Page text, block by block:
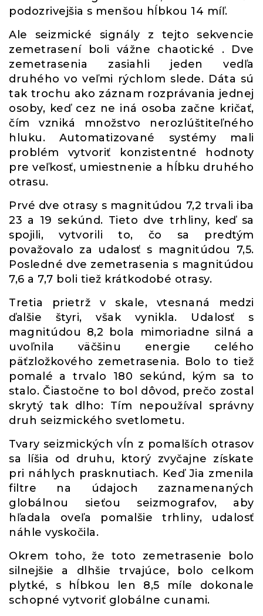
podozrivejšia s menšou hĺbkou 14 míľ.
Ale seizmické signály z tejto sekvencie
zemetrasení boli vážne chaotické . Dve
zemetrasenia zasiahli jeden vedľa
druhého vo veľmi rýchlom slede. Dáta sú
tak trochu ako záznam rozprávania jednej
osoby, keď cez ne iná osoba začne kričať,
čím vzniká množstvo nerozlúštiteľného
hluku. Automatizované systémy mali
problém vytvoriť konzistentné hodnoty
pre veľkosť, umiestnenie a hĺbku druhého
otrasu.
Prvé dve otrasy s magnitúdou 7,2 trvali iba
23 a 19 sekúnd. Tieto dve trhliny, keď sa
spojili, vytvorili to, čo sa predtým
považovalo za udalosť s magnitúdou 7,5.
Posledné dve zemetrasenia s magnitúdou
7,6 a 7,7 boli tiež krátkodobé otrasy.
Tretia prietrž v skale, vtesnaná medzi
ďalšie štyri, však vynikla. Udalosť s
magnitúdou 8,2 bola mimoriadne silná a
uvoľnila väčšinu energie celého
päťzložkového zemetrasenia. Bolo to tiež
pomalé a trvalo 180 sekúnd, kým sa to
stalo. Čiastočne to bol dôvod, prečo zostal
skrytý tak dlho: Tím nepoužíval správny
druh seizmického svetlometu.
Tvary seizmických vĺn z pomalších otrasov
sa líšia od druhu, ktorý zvyčajne získate
pri náhlych prasknutiach. Keď Jia zmenila
filtre na údajoch zaznamenaných
globálnou sieťou seizmografov, aby
hľadala oveľa pomalšie trhliny, udalosť
náhle vyskočila.
Okrem toho, že toto zemetrasenie bolo
silnejšie a dlhšie trvajúce, bolo celkom
plytké, s hĺbkou len 8,5 míle dokonale
schopné vytvoriť globálne cunami.